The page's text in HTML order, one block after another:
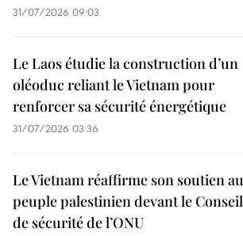
31/07/2026 09:03
Le Laos étudie la construction d’un
oléoduc reliant le Vietnam pour
renforcer sa sécurité énergétique
31/07/2026 03:36
Le Vietnam réaffirme son soutien au
peuple palestinien devant le Conseil
de sécurité de l’ONU